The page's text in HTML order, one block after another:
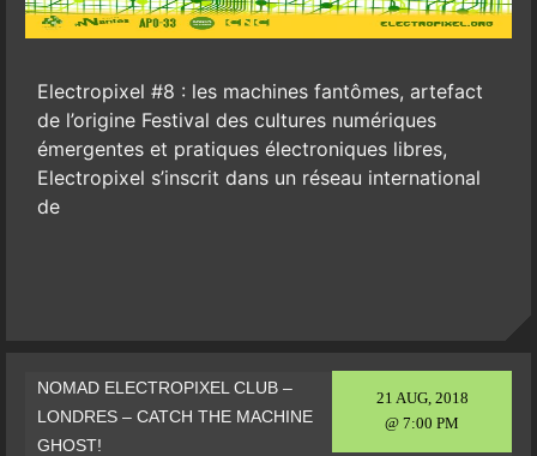
Electropixel #8 : les machines fantômes, artefact
de l’origine Festival des cultures numériques
émergentes et pratiques électroniques libres,
Electropixel s’inscrit dans un réseau international
de
21 AUG, 2018
@ 7:00 PM
NOMAD ELECTROPIXEL CLUB –
LONDRES – CATCH THE MACHINE
GHOST!